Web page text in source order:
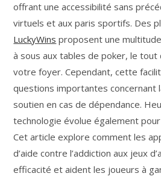
offrant une accessibilité sans
virtuels et aux paris sportifs. Des
LuckyWins proposent une
à sous aux tables de poker, le
votre foyer. Cependant, cette
questions importantes concernant
soutien en cas de dépendance.
technologie évolue également
Cet article explore comment les
d’aide contre l’addiction aux jeux
efficacité et aident les joueurs à